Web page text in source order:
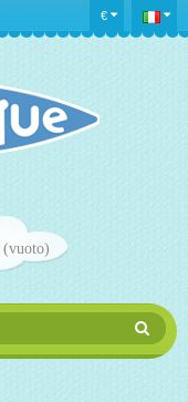
€
(vuoto)